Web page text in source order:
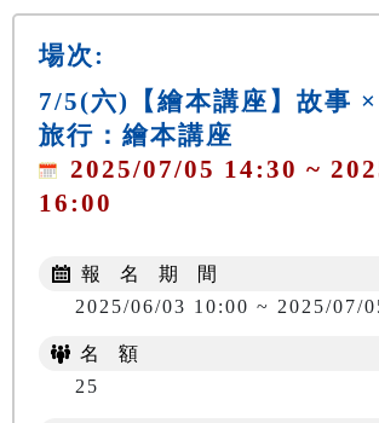
場次:
7/5(六)【繪本講座】故事
旅行：繪本講座
2025/07/05 14:30 ~
16:00
報 名 期 間
2025/06/03 10:00 ~ 2025/07/
名 額
25